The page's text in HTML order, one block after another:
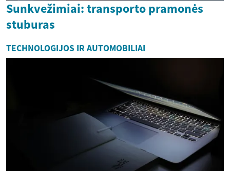
Sunkvežimiai: transporto pramonės
stuburas
TECHNOLOGIJOS IR AUTOMOBILIAI